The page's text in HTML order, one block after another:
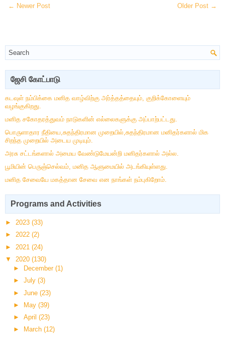
← Newer Post Older Post →
ஜேசி கோட்பாடு
கடவுள் நம்பிக்கை மனித வாழ்விற்கு அர்த்தத்தையும், குறிக்கோளையும்
வழங்குகிறது.
மனித சகோதரத்துவம் நாடுகளின் எல்லைகளுக்கு அப்பாற்பட்டது.
பொருளாதார நீதியை,சுதந்திரமான முறையில்,சுதந்திரமான மனிதர்களால் மிக
சிறந்த முறையில் அடைய முடியும்.
அரசு சட்டங்களால் அமைய வேண்டுமேயன்றி மனிதர்களால் அல்ல.
பூமியின் பெருஞ்செல்வம், மனித ஆளுமையில் அடங்கியுள்ளது.
மனித சேவையே மகத்தான சேவை என நாங்கள் நம்புகிறோம்.
Programs and Activities
► 2023 (33)
► 2022 (2)
► 2021 (24)
▼ 2020 (130)
►
December (1)
► July (3)
► June (23)
►
May (39)
► April (23)
►
March (12)